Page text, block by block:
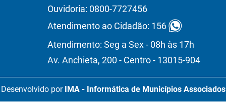
Ouvidoria: 0800-7727456
Atendimento ao Cidadão: 156
Atendimento: Seg a Sex - 08h às 17h
Av. Anchieta, 200 - Centro - 13015-904
Desenvolvido por IMA - Informática de Municípios Associados